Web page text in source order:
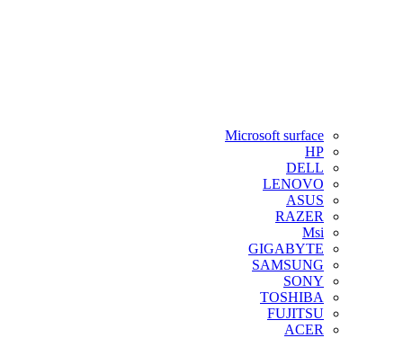
Microsoft surface
HP
DELL
LENOVO
ASUS
RAZER
Msi
GIGABYTE
SAMSUNG
SONY
TOSHIBA
FUJITSU
ACER